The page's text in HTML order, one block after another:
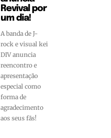
Revival por
um dia!
A banda de J-
rock e visual kei
DIV anuncia
reencontro e
apresentação
especial como
forma de
agradecimento
aos seus fãs!